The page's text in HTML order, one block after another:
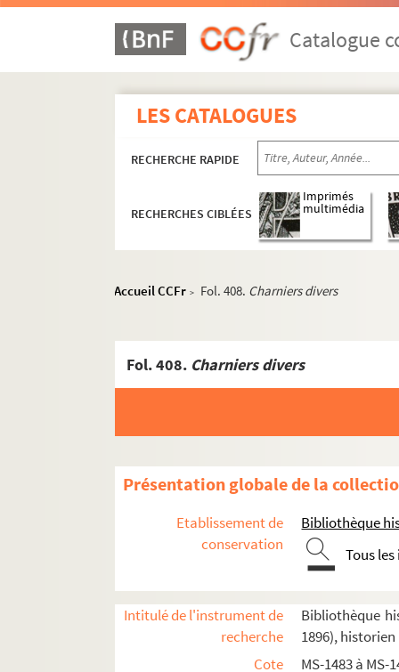
Catalogue
LES CATALOGUES
RECHERCHE RAPIDE
RECHERCHES CIBLÉES
Imprimés
multimédia
Accueil CCFr > Fol. 408. Charniers divers
Fol. 408. Charniers divers
Présentation globale de la
Etablissement de
conservation
Bibliothèque
Tous
Intitulé de l'instrument de
recherche
Bibliothèque
1896), historien
Cote
MS-1483 à MS-
8-MS-1483.
8-MS-1484. Descriptions de Paris par des
4-MS-1485. Gilles Corrozet et ses